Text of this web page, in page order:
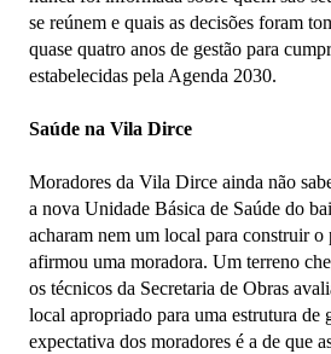
se reúnem e quais as decisões foram
quase quatro anos de gestão para
estabelecidas pela Agenda 2030.
Saúde na Vila Dirce
Moradores da Vila Dirce ainda não
a nova Unidade Básica de Saúde do
acharam nem um local para construir o
afirmou uma moradora. Um terreno
os técnicos da Secretaria de Obras
local apropriado para uma estrutura de
expectativa dos moradores é a de que